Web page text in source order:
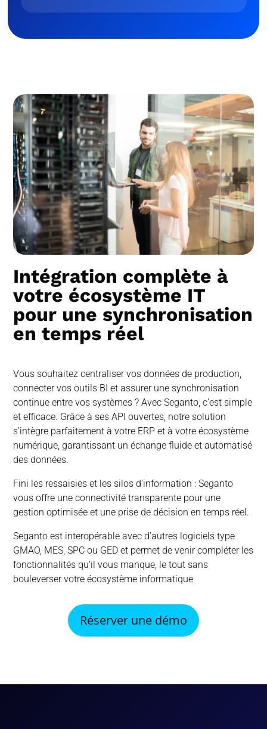
Intégration complète à
votre écosystème IT
pour une synchronisation
en temps réel
Vous souhaitez centraliser vos données de production,
connecter vos outils BI et assurer une synchronisation
continue entre vos systèmes ? Avec Seganto, c’est simple
et efficace. Grâce à ses API ouvertes, notre solution
s’intègre parfaitement à votre ERP et à votre écosystème
numérique, garantissant un échange fluide et automatisé
des données.
Fini les ressaisies et les silos d’information : Seganto
vous offre une connectivité transparente pour une
gestion optimisée et une prise de décision en temps réel.
Seganto est interopérable avec d’autres logiciels type
GMAO, MES, SPC ou GED et permet de venir compléter les
fonctionnalités qu’il vous manque, le tout sans
bouleverser votre écosystème informatique
Réserver une démo